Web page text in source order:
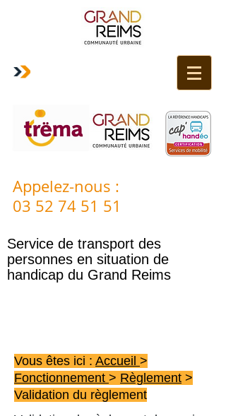
Appelez-nous :
03 52 74 51 51
Service de transport des
personnes en situation de
handicap du Grand Reims
Vous êtes ici : Accueil >
Fonctionnement > Règlement >
Validation du règlement